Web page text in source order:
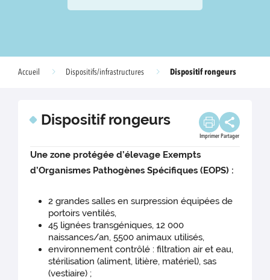
Accueil Dispositifs/infrastructures Dispositif rongeurs
Dispositif rongeurs
Imprimer Partager
Une zone protégée d’élevage Exempts
d’Organismes Pathogènes Spécifiques (EOPS) :
2 grandes salles en surpression équipées de
portoirs ventilés,
45 lignées transgéniques, 12 000
naissances/an, 5500 animaux utilisés,
environnement contrôlé : filtration air et eau,
stérilisation (aliment, litière, matériel), sas
(vestiaire) ;